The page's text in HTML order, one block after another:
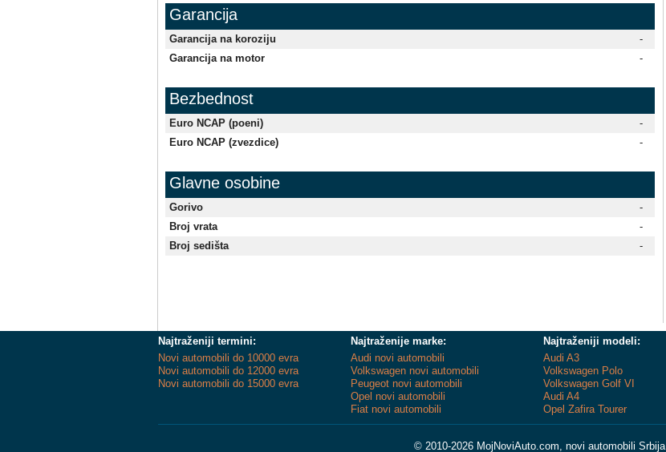
Garancija
Garancija na koroziju
-
Garancija na motor
-
Bezbednost
Euro NCAP (poeni)
-
Euro NCAP (zvezdice)
-
Glavne osobine
Gorivo
-
Broj vrata
-
Broj sedišta
-
Najtraženiji termini:
Novi automobili do 10000 evra
Novi automobili do 12000 evra
Novi automobili do 15000 evra
Najtraženije marke:
Audi novi automobili
Volkswagen novi automobili
Peugeot novi automobili
Opel novi automobili
Fiat novi automobili
Najtraženiji modeli:
Audi A3
Volkswagen Polo
Volkswagen Golf VI
Audi A4
Opel Zafira Tourer
© 2010-2026 MojNoviAuto.com, novi automobili Srbija